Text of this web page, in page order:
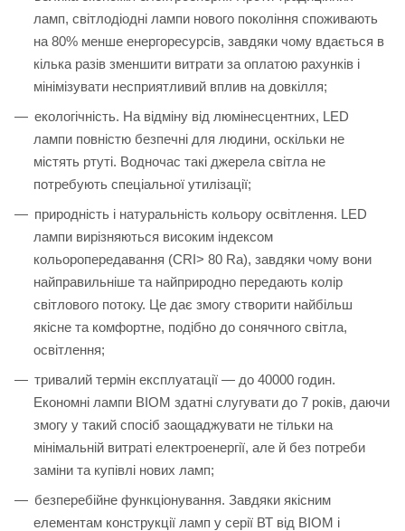
ламп, світлодіодні лампи нового покоління споживають
на 80% менше енергоресурсів, завдяки чому вдається в
кілька разів зменшити витрати за оплатою рахунків і
мінімізувати несприятливий вплив на довкілля;
екологічність. На відміну від люмінесцентних, LED
лампи повністю безпечні для людини, оскільки не
містять ртуті. Водночас такі джерела світла не
потребують спеціальної утилізації;
природність і натуральність кольору освітлення. LED
лампи вирізняються високим індексом
кольоропередавання (CRI> 80 Ra), завдяки чому вони
найправильніше та найприродно передають колір
світлового потоку. Це дає змогу створити найбільш
якісне та комфортне, подібно до сонячного світла,
освітлення;
тривалий термін експлуатації — до 40000 годин.
Економні лампи BIOM здатні слугувати до 7 років, даючи
змогу у такий спосіб заощаджувати не тільки на
мінімальній витраті електроенергії, але й без потреби
заміни та купівлі нових ламп;
безперебійне функціонування. Завдяки якісним
елементам конструкції ламп у серії ВТ від BIOM і